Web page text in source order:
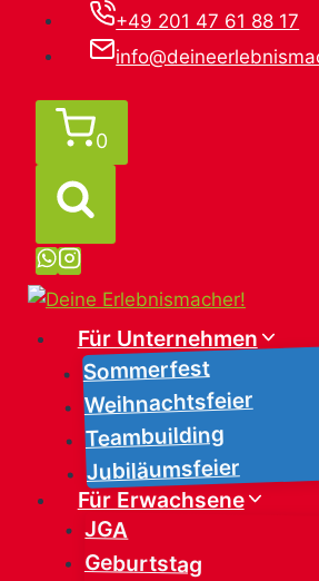
+49 201 47 61 88 17
0
Für Unternehmen
Sommerfest
Weihnachtsfeier
Teambuilding
Jubiläumsfeier
Für Erwachsene
JGA
Geburtstag